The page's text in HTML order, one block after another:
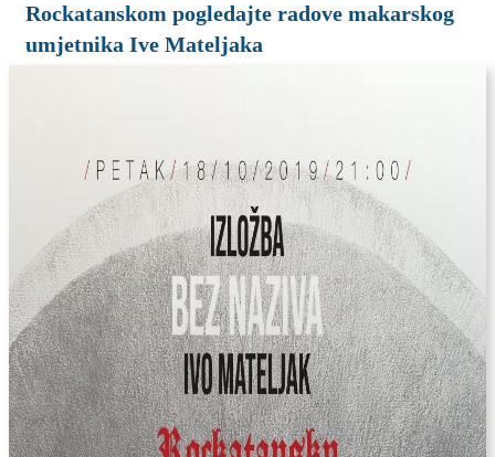
Rockatanskom pogledajte radove makarskog
umjetnika Ive Mateljaka